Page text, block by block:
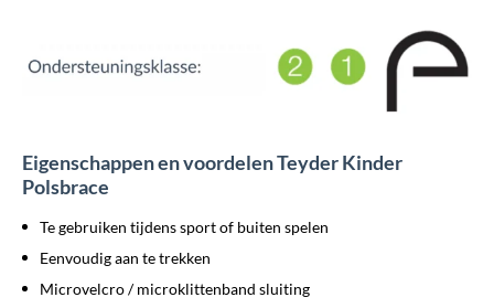
Eigenschappen en voordelen Teyder Kinder
Polsbrace
Te gebruiken tijdens sport of buiten spelen
Eenvoudig aan te trekken
Microvelcro / microklittenband sluiting